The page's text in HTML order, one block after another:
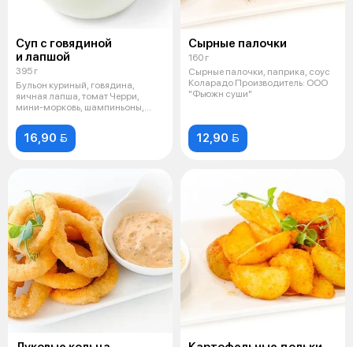
Суп с говядиной
и лапшой
395 г
Бульон куриный, говядина,
яичная лапша, томат Черри,
мини-морковь, шампиньоны,
16,90 
Сырные палочки
160 г
Сырные палочки, паприка, соус
Коларадо Производитель: ООО
"Фьюжн суши"
12,90 